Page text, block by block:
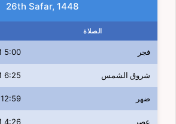
26th Safar, 1448
الصلاة
فجر 5:00 AM
شروق الشمس 6:25 AM
ضهر 12:59 PM
عصر 4:26 PM